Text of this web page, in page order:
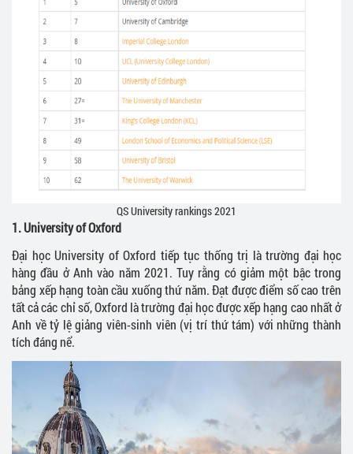
QS University rankings 2021
1.University of Oxford
Đại học University of Oxford tiếp tục thống trị là trường đại học
hàng đầu ở Anh vào năm 2021. Tuy rằng có giảm một bậc trong
bảng xếp hạng toàn cầu xuống thứ năm. Đạt được điểm số cao trên
tất cả các chỉ số, Oxford là trường đại học được xếp hạng cao nhất ở
Anh về tỷ lệ giảng viên-sinh viên (vị trí thứ tám) với những thành
tích đáng nể.